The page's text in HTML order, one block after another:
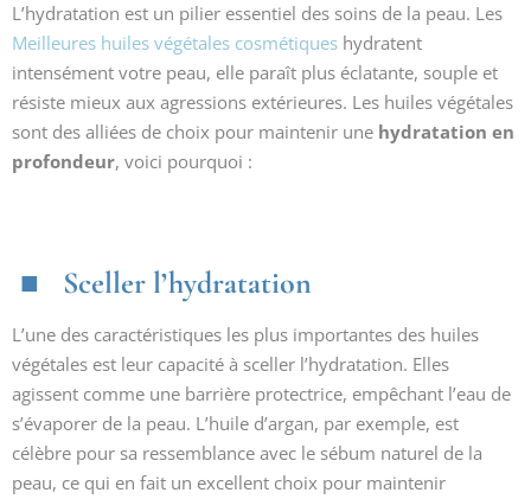
L’hydratation est un pilier essentiel des soins de la peau. Les
Meilleures huiles végétales cosmétiques hydratent
intensément votre peau, elle paraît plus éclatante, souple et
résiste mieux aux agressions extérieures. Les huiles végétales
sont des alliées de choix pour maintenir une hydratation en
profondeur, voici pourquoi :
Sceller l’hydratation
L’une des caractéristiques les plus importantes des huiles
végétales est leur capacité à sceller l’hydratation. Elles
agissent comme une barrière protectrice, empêchant l’eau de
s’évaporer de la peau. L’huile d’argan, par exemple, est
célèbre pour sa ressemblance avec le sébum naturel de la
peau, ce qui en fait un excellent choix pour maintenir